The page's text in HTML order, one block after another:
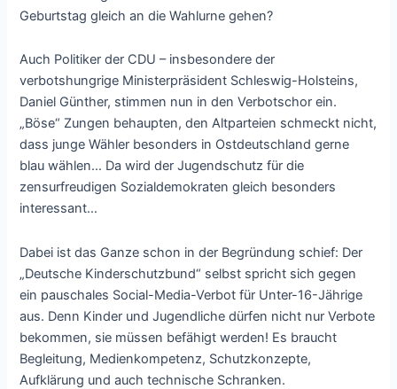
Geburtstag gleich an die Wahlurne gehen?
Auch Politiker der CDU – insbesondere der
verbotshungrige Ministerpräsident Schleswig-Holsteins,
Daniel Günther, stimmen nun in den Verbotschor ein.
„Böse“ Zungen behaupten, den Altparteien schmeckt nicht,
dass junge Wähler besonders in Ostdeutschland gerne
blau wählen… Da wird der Jugendschutz für die
zensurfreudigen Sozialdemokraten gleich besonders
interessant…
Dabei ist das Ganze schon in der Begründung schief: Der
„Deutsche Kinderschutzbund“ selbst spricht sich gegen
ein pauschales Social-Media-Verbot für Unter-16-Jährige
aus. Denn Kinder und Jugendliche dürfen nicht nur Verbote
bekommen, sie müssen befähigt werden! Es braucht
Begleitung, Medienkompetenz, Schutzkonzepte,
Aufklärung und auch technische Schranken.